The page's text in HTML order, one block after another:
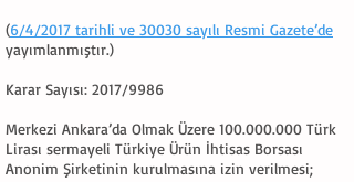
(6/4/2017 tarihli ve 30030 sayılı Resmi Gazete’de
yayımlanmıştır.)
Karar Sayısı: 2017/9986
Merkezi Ankara’da Olmak Üzere 100.000.000 Türk
Lirası sermayeli Türkiye Ürün İhtisas Borsası
Anonim Şirketinin kurulmasına izin verilmesi;